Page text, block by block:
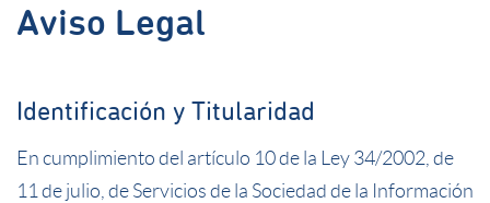
Aviso Legal
Identificación y Titularidad
En cumplimiento del artículo 10 de la Ley 34/2002, de
11 de julio, de Servicios de la Sociedad de la Información